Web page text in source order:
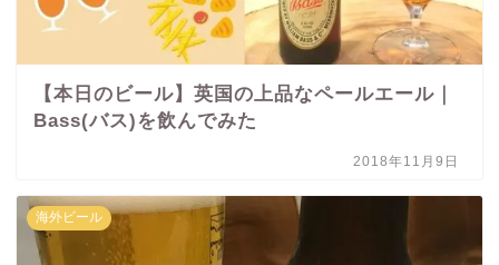
【本日のビール】英国の上品なペールエール｜
Bass(バス)を飲んでみた
2018年11月9日
海外ビール